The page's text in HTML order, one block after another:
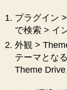
プラグイン
で検索 > イ
外観 >
テーマとな
Theme Drive